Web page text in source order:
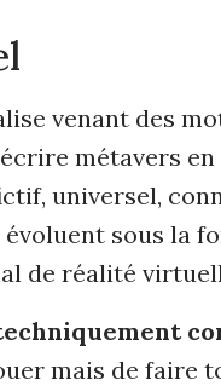
venant des
métavers
universel,
sous la
de réalité
mais de faire